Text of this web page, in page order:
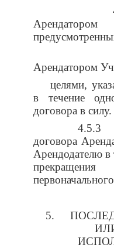
4.5.1.
Арендатором
целями,
в течение
договора в силу.
4.5.3 При
договора
Арендодателю в